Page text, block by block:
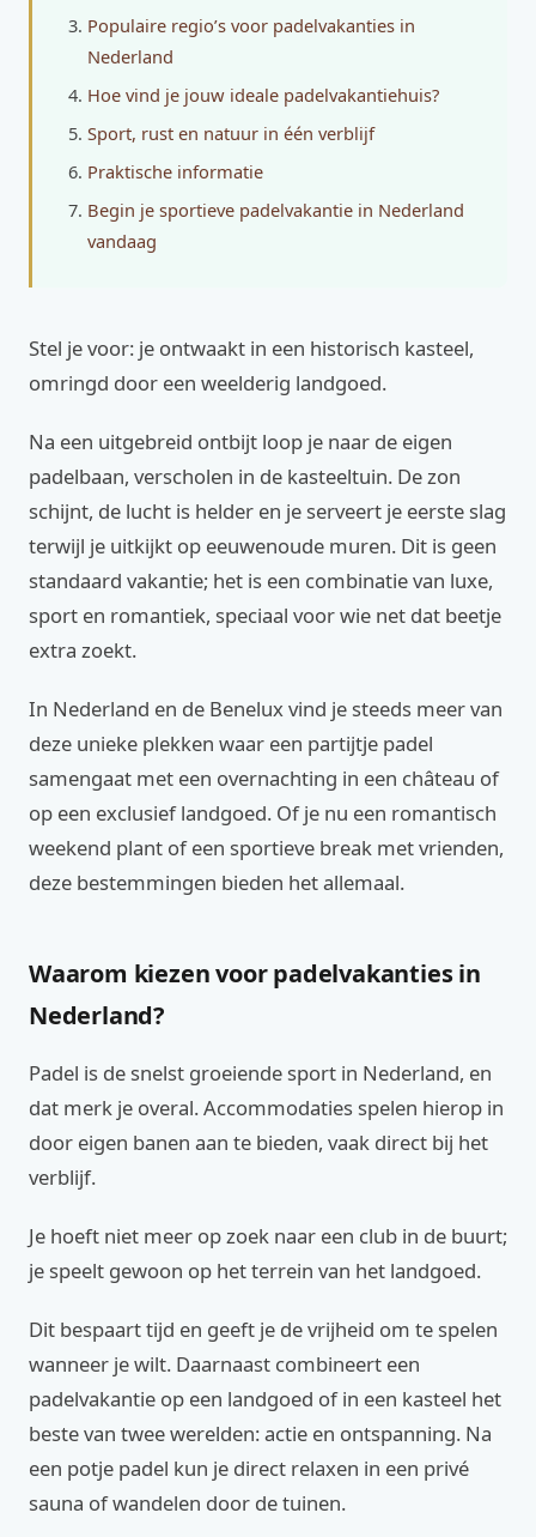
Populaire regio’s voor padelvakanties in
Nederland
Hoe vind je jouw ideale padelvakantiehuis?
Sport, rust en natuur in één verblijf
Praktische informatie
Begin je sportieve padelvakantie in Nederland
vandaag
Stel je voor: je ontwaakt in een historisch kasteel,
omringd door een weelderig landgoed.
Na een uitgebreid ontbijt loop je naar de eigen
padelbaan, verscholen in de kasteeltuin. De zon
schijnt, de lucht is helder en je serveert je eerste slag
terwijl je uitkijkt op eeuwenoude muren. Dit is geen
standaard vakantie; het is een combinatie van luxe,
sport en romantiek, speciaal voor wie net dat beetje
extra zoekt.
In Nederland en de Benelux vind je steeds meer van
deze unieke plekken waar een partijtje padel
samengaat met een overnachting in een château of
op een exclusief landgoed. Of je nu een romantisch
weekend plant of een sportieve break met vrienden,
deze bestemmingen bieden het allemaal.
Waarom kiezen voor padelvakanties in
Nederland?
Padel is de snelst groeiende sport in Nederland, en
dat merk je overal. Accommodaties spelen hierop in
door eigen banen aan te bieden, vaak direct bij het
verblijf.
Je hoeft niet meer op zoek naar een club in de buurt;
je speelt gewoon op het terrein van het landgoed.
Dit bespaart tijd en geeft je de vrijheid om te spelen
wanneer je wilt. Daarnaast combineert een
padelvakantie op een landgoed of in een kasteel het
beste van twee werelden: actie en ontspanning. Na
een potje padel kun je direct relaxen in een privé
sauna of wandelen door de tuinen.